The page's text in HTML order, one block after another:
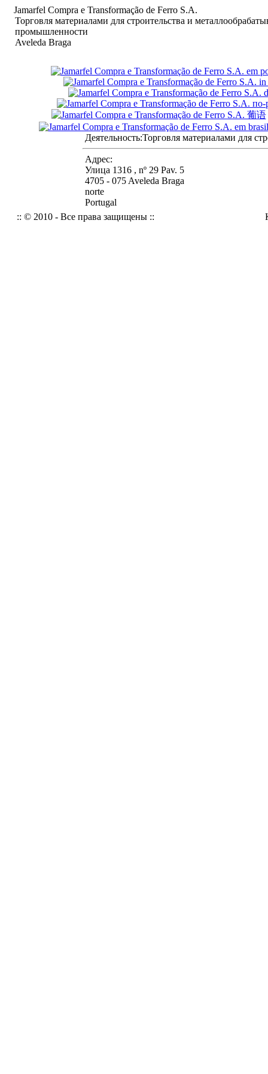
Jamarfel Compra e Transformação de Ferro S.A.
Торговля материалами для строительства и
промышленности
Aveleda Braga
Деятельность:Торговля материалами для
Адрес:
Улица 1316 , nº 29 Pav. 5
4705 - 075 Aveleda Braga
norte
Portugal
:: © 2010 - Все права защищены ::